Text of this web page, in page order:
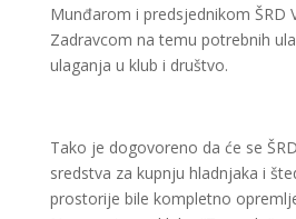
Munđarom i predsjednikom ŠRD
Zadravcom na temu potrebnih
ulaganja u klub i društvo.
Tako je dogovoreno da će se
sredstva za kupnju hladnjaka i
prostorije bile kompletno